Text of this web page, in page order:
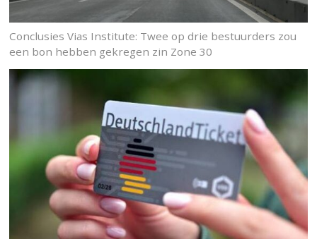
Conclusies Vias Institute: Twee op drie bestuurders zou
een bon hebben gekregen zin Zone 30